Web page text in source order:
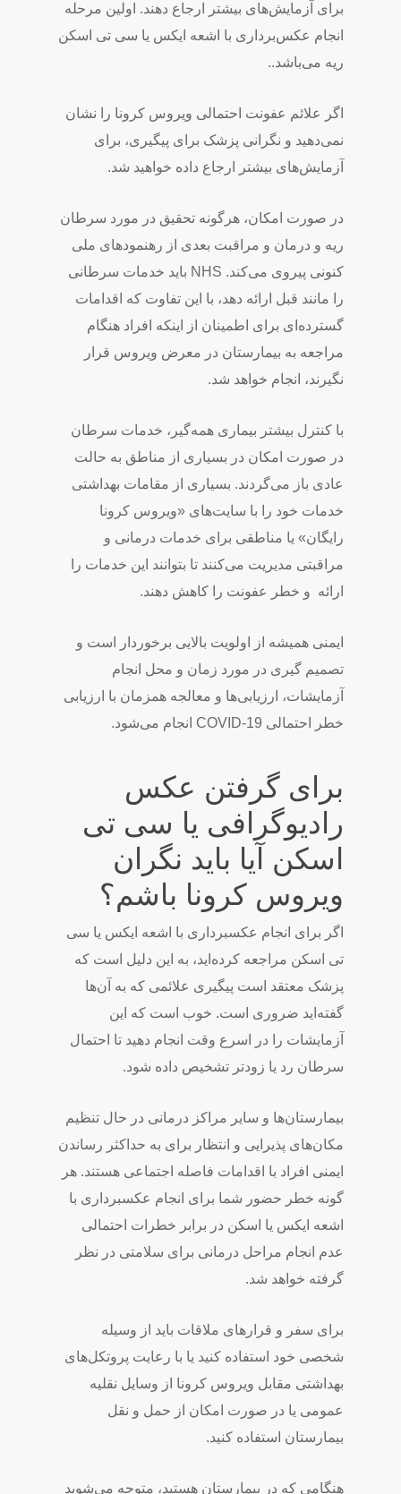
برای آزمایش‌های بیشتر ارجاع دهند. اولین مرحله
انجام عکس‌برداری با اشعه ایکس یا سی تی اسکن
ریه می‌باشد..
اگر علائم عفونت احتمالی ویروس کرونا را نشان
نمی‌دهید و نگرانی پزشک برای پیگیری، برای
آزمایش‌های بیشتر ارجاع داده خواهید شد.
در صورت امکان، هرگونه تحقیق در مورد سرطان
ریه و درمان و مراقبت بعدی از رهنمودهای ملی
کنونی پیروی می‌کند. NHS باید خدمات سرطانی
را مانند قبل ارائه دهد، با این تفاوت که اقدامات
گسترده‌ای برای اطمینان از اینکه افراد هنگام
مراجعه به بیمارستان در معرض ویروس قرار
نگیرند، انجام خواهد شد.
با کنترل بیشتر بیماری همه‌گیر، خدمات سرطان
در صورت امکان در بسیاری از مناطق به حالت
عادی باز می‌گردند. بسیاری از مقامات بهداشتی
خدمات خود را با سایت‌های «ویروس کرونا
رایگان» یا مناطقی برای خدمات درمانی و
مراقبتی مدیریت می‌کنند تا بتوانند این خدمات را
ارائه و خطر عفونت را کاهش دهند.
ایمنی همیشه از اولویت بالایی برخوردار است و
تصمیم گیری در مورد زمان و محل انجام
آزمایشات، ارزیابی‌ها و معالجه همزمان با ارزیابی
خطر احتمالی COVID-19 انجام می‌شود.
برای گرفتن عکس
رادیوگرافی یا سی تی
اسکن آیا باید نگران
ویروس کرونا باشم؟
اگر برای انجام عکسبرداری با اشعه ایکس یا سی
تی اسکن مراجعه کرده‌اید، به این دلیل است که
پزشک معتقد است پیگیری علائمی که به آن‌ها
گفته‌اید ضروری است. خوب است که این
آزمایشات را در اسرع وقت انجام دهید تا احتمال
سرطان رد یا زودتر تشخیص داده شود.
بیمارستان‌ها و سایر مراکز درمانی در حال تنظیم
مکان‌های پذیرایی و انتظار برای به حداکثر رساندن
ایمنی افراد با اقدامات فاصله اجتماعی هستند. هر
گونه خطر حضور شما برای انجام عکسبرداری با
اشعه ایکس یا اسکن در برابر خطرات احتمالی
عدم انجام مراحل درمانی برای سلامتی در نظر
گرفته خواهد شد.
برای سفر و قرارهای ملاقات باید از وسیله
شخصی خود استفاده کنید یا با رعایت پروتکل‌های
بهداشتی مقابل ویروس کرونا از وسایل نقلیه
عمومی یا در صورت امکان از حمل و نقل
بیمارستان استفاده کنید.
هنگامی که در بیمارستان هستید، متوجه می‌شوید